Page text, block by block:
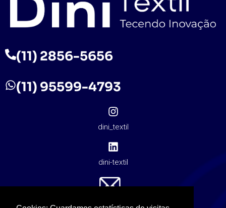
(11) 2856-5656
(11) 95599-4793
dini_textil
dini-textil
contato@dinitextil.com.br